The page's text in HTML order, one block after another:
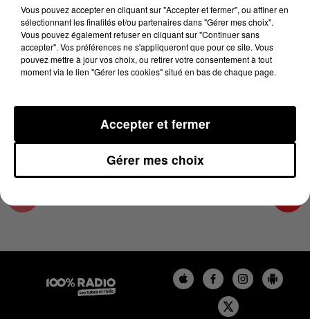
7 novembre 2024 - 1 min 14 sec
L'AGENDA DE L'ARIEGE DU 07/11/2024 À
10H40
L'agenda de l'Ariege
Vous pouvez accepter en cliquant sur "Accepter et fermer", ou affiner en
sélectionnant les finalités et/ou partenaires dans "Gérer mes choix".
Vous pouvez également refuser en cliquant sur "Continuer sans
accepter". Vos préférences ne s'appliqueront que pour ce site. Vous
pouvez mettre à jour vos choix, ou retirer votre consentement à tout
moment via le lien "Gérer les cookies" situé en bas de chaque page.
Gérer mes choix
Accepter et fermer